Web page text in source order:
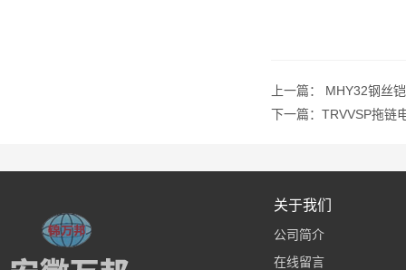
上一篇： MHY32钢丝
下一篇： TRVVSP拖链
关于我们
公司简介
在线留言